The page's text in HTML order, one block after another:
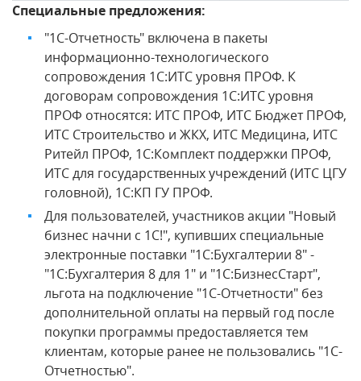
Специальные предложения:
"1С-Отчетность" включена в пакеты
информационно-технологического
сопровождения 1С:ИТС уровня ПРОФ. К
договорам сопровождения 1С:ИТС уровня
ПРОФ относятся: ИТС ПРОФ, ИТС Бюджет ПРОФ,
ИТС Строительство и ЖКХ, ИТС Медицина, ИТС
Ритейл ПРОФ, 1С:Комплект поддержки ПРОФ,
ИТС для государственных учреждений (ИТС ЦГУ
головной), 1С:КП ГУ ПРОФ.
Для пользователей, участников акции "Новый
бизнес начни с 1С!", купивших специальные
электронные поставки "1С:Бухгалтерии 8" -
"1С:Бухгалтерия 8 для 1" и "1С:БизнесСтарт",
льгота на подключение "1С-Отчетности" без
дополнительной оплаты на первый год после
покупки программы предоставляется тем
клиентам, которые ранее не пользовались "1С-
Отчетностью".